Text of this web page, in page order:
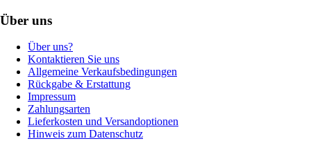
Über uns
Über uns?
Kontaktieren Sie uns
Allgemeine Verkaufsbedingungen
Rückgabe & Erstattung
Impressum
Zahlungsarten
Lieferkosten und Versandoptionen
Hinweis zum Datenschutz